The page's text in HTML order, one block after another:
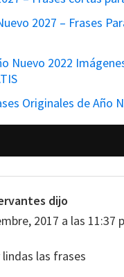
2027 – Frases
Nuevo 2022
Originales de Año
dijo
2017 a las 11:37
las frases